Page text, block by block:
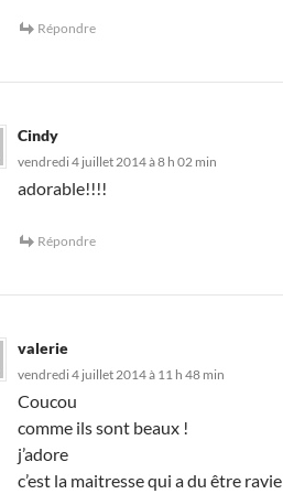
Répondre
Cindy
vendredi 4 juillet 2014 à 8 h 02 min
adorable!!!!
Répondre
valerie
vendredi 4 juillet 2014 à 11 h 48 min
Coucou
comme ils sont beaux !
j’adore
c’est la maitresse qui a du être ravie